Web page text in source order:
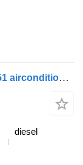
NRF TGX 18.440 (01.07-) 8EW009158-151 airconditioner slang voor MAN TGL, TGM, TGS, TGX (2005-2021) trekker
diesel